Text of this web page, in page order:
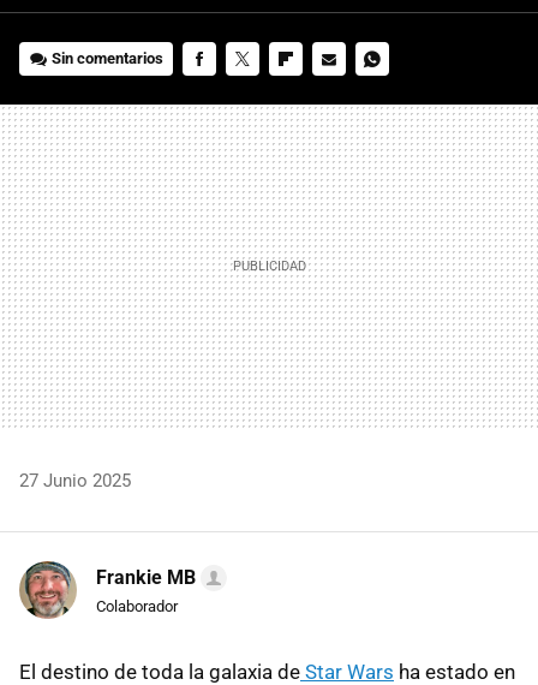
Sin comentarios
MAIL
27 Junio 2025
Frankie MB
Colaborador
El destino de toda la galaxia de Star Wars ha estado en